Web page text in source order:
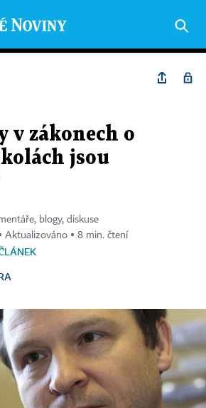
v zákonech o
jsou
blogy, diskuse
▪ Aktualizováno ▪ 8 min. čtení